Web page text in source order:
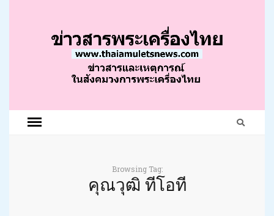
Browsing Tag:
คุณวุฒิ ทีโอที